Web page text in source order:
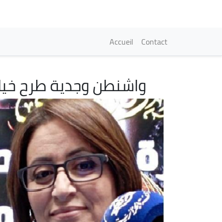
Navigation
Accueil Contact
واشنطن وجدية طرح
Image